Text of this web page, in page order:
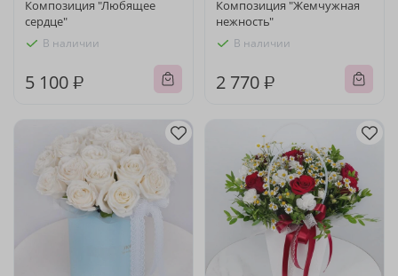
Композиция "Любящее
сердце"
В наличии
5 100 ₽
Композиция "Жемчужная
нежность"
В наличии
2 770 ₽